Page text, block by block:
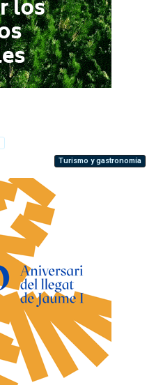
Turismo y gastronomía